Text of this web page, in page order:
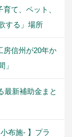
て、ペット、
する」場所
房信州が20年か
」
最新補助金まと
布施- 】プラ